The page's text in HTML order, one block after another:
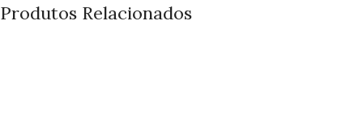
Produtos Relacionados